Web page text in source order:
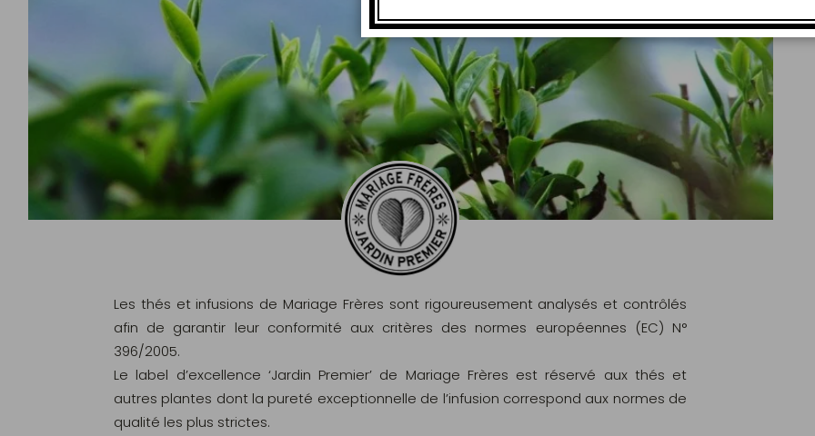
Les thés et infusions de Mariage Frères sont rigoureusement analysés et contrôlés
afin de garantir leur conformité aux critères des normes européennes (EC) N°
396/2005.
Le label d’excellence ‘Jardin Premier’ de Mariage Frères est réservé aux thés et
autres plantes dont la pureté exceptionnelle de l’infusion correspond aux normes de
qualité les plus strictes.